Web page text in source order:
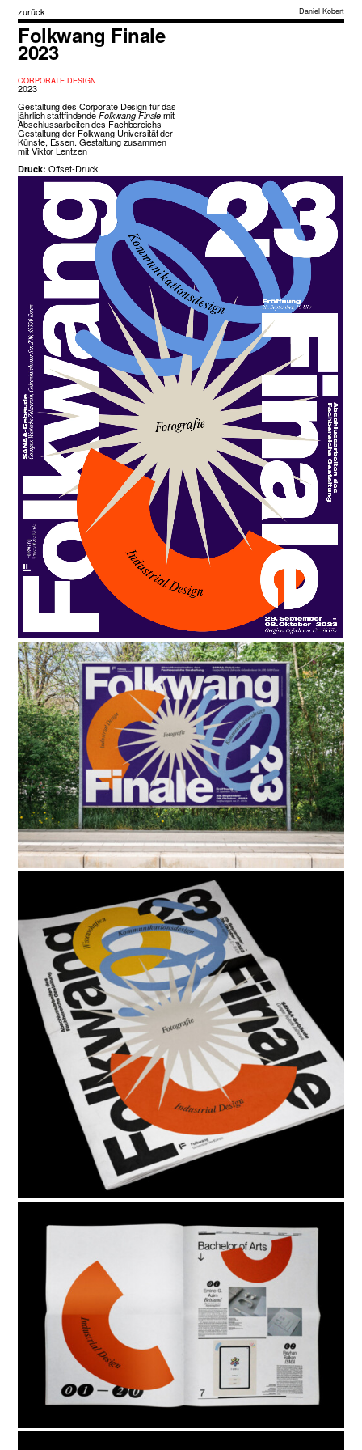
zurück Daniel Kobert
Folkwang Finale
2023
CORPORATE DESIGN
2023
Gestaltung des Corporate Design für das
jährlich stattfindende Folkwang Finale mit
Abschlussarbeiten des Fachbereichs
Gestaltung der Folkwang Universität der
Künste, Essen. Gestaltung zusammen
mitViktor Lentzen
Druck: Offset-Druck